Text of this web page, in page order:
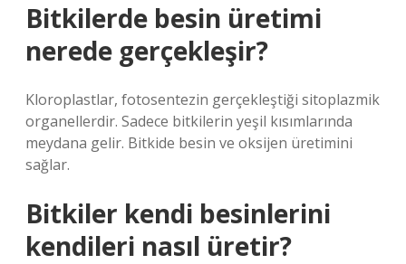
Bitkilerde besin üretimi
nerede gerçekleşir?
Kloroplastlar, fotosentezin gerçekleştiği sitoplazmik
organellerdir. Sadece bitkilerin yeşil kısımlarında
meydana gelir. Bitkide besin ve oksijen üretimini
sağlar.
Bitkiler kendi besinlerini
kendileri nasıl üretir?